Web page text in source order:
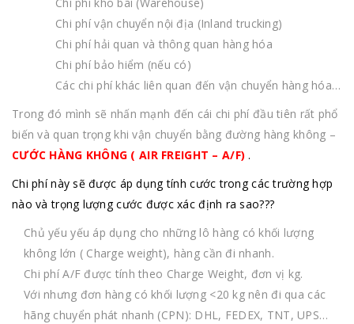
Chi phí kho bãi (Warehouse)
Chi phí vận chuyển nội địa (Inland trucking)
Chi phí hải quan và thông quan hàng hóa
Chi phí bảo hiểm (nếu có)
Các chi phí khác liên quan đến vận chuyển hàng hóa…
Trong đó mình sẽ nhấn mạnh đến cái chi phí đầu tiên rất phổ
biến và quan trọng khi vận chuyển bằng đường hàng không –
CƯỚC HÀNG KHÔNG ( AIR FREIGHT – A/F).
Chi phí này sẽ được áp dụng tính cước trong các trường hợp
nào và trọng lượng cước được xác định ra sao???
Chủ yếu yếu áp dụng cho những lô hàng có khối lượng
không lớn ( Charge weight), hàng cần đi nhanh.
Chi phí A/F được tính theo Charge Weight, đơn vị kg.
Với nhưng đơn hàng có khối lượng <20 kg nên đi qua các
hãng chuyển phát nhanh (CPN): DHL, FEDEX, TNT, UPS…